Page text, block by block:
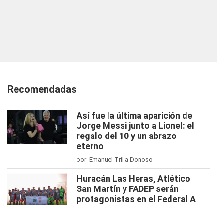
Recomendadas
Así fue la última aparición de
Jorge Messi junto a Lionel: el
regalo del 10 y un abrazo
eterno
por Emanuel Trilla Donoso
Huracán Las Heras, Atlético
San Martín y FADEP serán
protagonistas en el Federal A